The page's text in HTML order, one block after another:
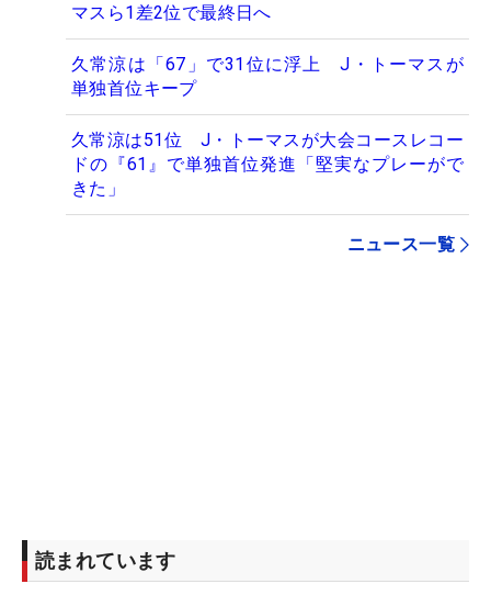
マスら1差2位で最終日へ
久常涼は「67」で31位に浮上 J・トーマスが
単独首位キープ
久常涼は51位 J・トーマスが大会コースレコー
ドの『61』で単独首位発進「堅実なプレーがで
きた」
ニュース一覧
読まれています